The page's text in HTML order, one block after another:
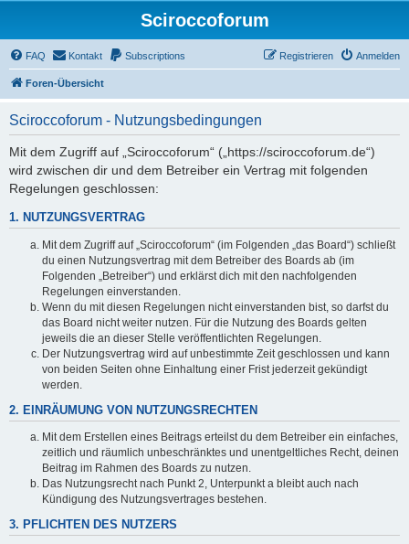
Sciroccoforum
FAQ Kontakt Subscriptions Anmelden
Registrieren
Foren-Übersicht
Sciroccoforum - Nutzungsbedingungen
Mit dem Zugriff auf „Sciroccoforum“ („https://sciroccoforum.de“)
wird zwischen dir und dem Betreiber ein Vertrag mit folgenden
Regelungen geschlossen:
1. NUTZUNGSVERTRAG
Mit dem Zugriff auf „Sciroccoforum“ (im Folgenden „das Board“) schließt
du einen Nutzungsvertrag mit dem Betreiber des Boards ab (im
Folgenden „Betreiber“) und erklärst dich mit den nachfolgenden
Regelungen einverstanden.
Wenn du mit diesen Regelungen nicht einverstanden bist, so darfst du
das Board nicht weiter nutzen. Für die Nutzung des Boards gelten
jeweils die an dieser Stelle veröffentlichten Regelungen.
Der Nutzungsvertrag wird auf unbestimmte Zeit geschlossen und kann
von beiden Seiten ohne Einhaltung einer Frist jederzeit gekündigt
werden.
2. EINRÄUMUNG VON NUTZUNGSRECHTEN
Mit dem Erstellen eines Beitrags erteilst du dem Betreiber ein einfaches,
zeitlich und räumlich unbeschränktes und unentgeltliches Recht, deinen
Beitrag im Rahmen des Boards zu nutzen.
Das Nutzungsrecht nach Punkt 2, Unterpunkt a bleibt auch nach
Kündigung des Nutzungsvertrages bestehen.
3. PFLICHTEN DES NUTZERS